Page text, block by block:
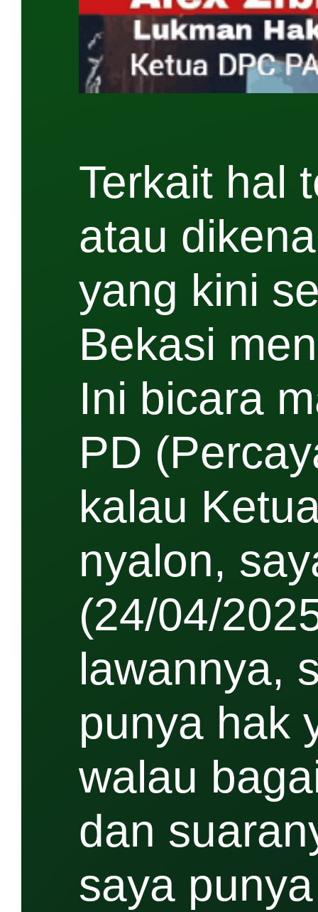
Terkait hal
atau
yang kini
Bekasi
Ini bicara
PD
kalau
nyalon,
(24/04/
lawannya,
punya hak
walau
dan
saya